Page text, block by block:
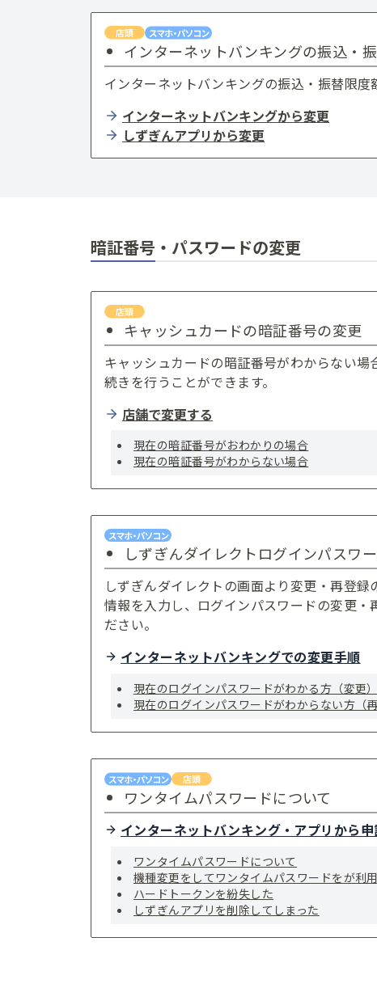
インターネットバンキングの振込・
インターネットバンキングの振込・振替限度
インターネットバンキングから変更
しずぎんアプリから変更
暗証番号・パスワードの変更
キャッシュカードの暗証番号の変更
キャッシュカードの暗証番号がわからない
続きを行うことができます。
店舗で変更する
現在の暗証番号がおわかりの場合
現在の暗証番号がわからない場合
しずぎんダイレクトログインパスワ
しずぎんダイレクトの画面より変更・再登録
情報を入力し、ログインパスワードの変更・
ださい。
インターネットバンキングでの変更手順
現在のログインパスワードがわかる方（変更）
現在のログインパスワードがわからない方（再
ワンタイムパスワードについて
インターネットバンキング・アプリから申
ワンタイムパスワードについて
機種変更をしてワンタイムパスワードをが利
ハードトークンを紛失した
しずぎんアプリを削除してしまった